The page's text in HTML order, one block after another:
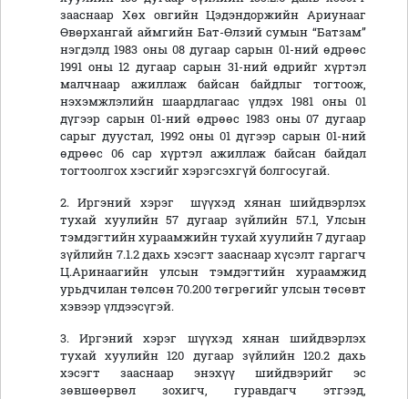
зааснаар Хөх овгийн Цэдэндоржийн Ариунааг
Өвөрхангай аймгийн Бат-Өлзий сумын “Батзам”
нэгдэлд 1983 оны 08 дугаар сарын 01-ний өдрөөс
1991 оны 12 дугаар сарын 31-ний өдрийг хүртэл
малчнаар ажиллаж байсан байдлыг тогтоож,
нэхэмжлэлийн шаардлагаас үлдэх 1981 оны 01
дүгээр сарын 01-ний өдрөөс 1983 оны 07 дугаар
сарыг дуустал, 1992 оны 01 дүгээр сарын 01-ний
өдрөөс 06 сар хүртэл ажиллаж байсан байдал
тогтоолгох хэсгийг хэрэгсэхгүй болгосугай.
2. Иргэний хэрэг шүүхэд хянан шийдвэрлэх
тухай хуулийн 57 дугаар зүйлийн 57.1, Улсын
тэмдэгтийн хураамжийн тухай хуулийн 7 дугаар
зүйлийн 7.1.2 дахь хэсэгт зааснаар хүсэлт гаргагч
Ц.Аринаагийн улсын тэмдэгтийн хураамжид
урьдчилан төлсөн 70.200 төгрөгийг улсын төсөвт
хэвээр үлдээсүгэй.
3. Иргэний хэрэг шүүхэд хянан шийдвэрлэх
тухай хуулийн 120 дугаар зүйлийн 120.2 дахь
хэсэгт зааснаар энэхүү шийдвэрийг эс
зөвшөөрвөл зохигч, гуравдагч этгээд,